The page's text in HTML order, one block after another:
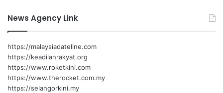
News Agency Link
https://malaysiadateline.com
https://keadilanrakyat.org
https://www.roketkini.com
https://www.therocket.com.my
https://selangorkini.my